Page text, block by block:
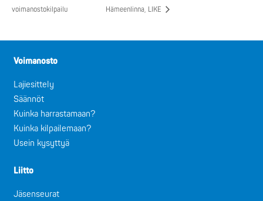
voimanostokilpailu
Hämeenlinna, LIKE
Voimanosto
Lajiesittely
Säännöt
Kuinka harrastamaan?
Kuinka kilpailemaan?
Usein kysyttyä
Liitto
Jäsenseurat